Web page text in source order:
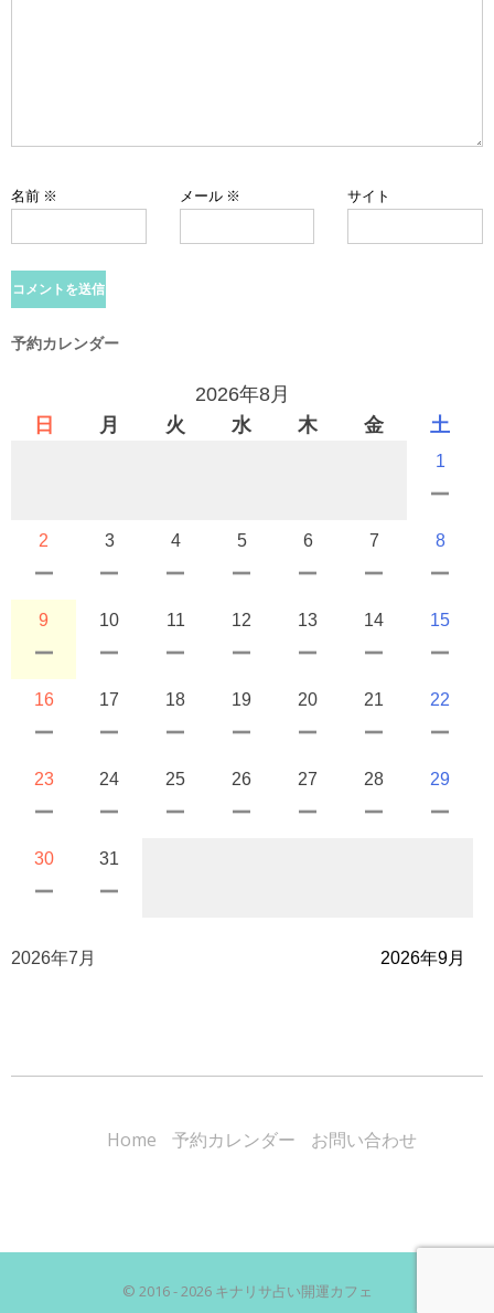
名前 ※ メール ※ サイト
予約カレンダー
2026年8月
日
月 火 水 木 金 土
1
2 3 4 5 6 7 8
9 10 11 12 13 14 15
16 17 18 19 20 21 22
23 24 25 26 27 28 29
30 31
2026年7月 2026年9月
Home 予約カレンダー お問い合わせ
© 2016 - 2026 キナリサ占い開運カフェ